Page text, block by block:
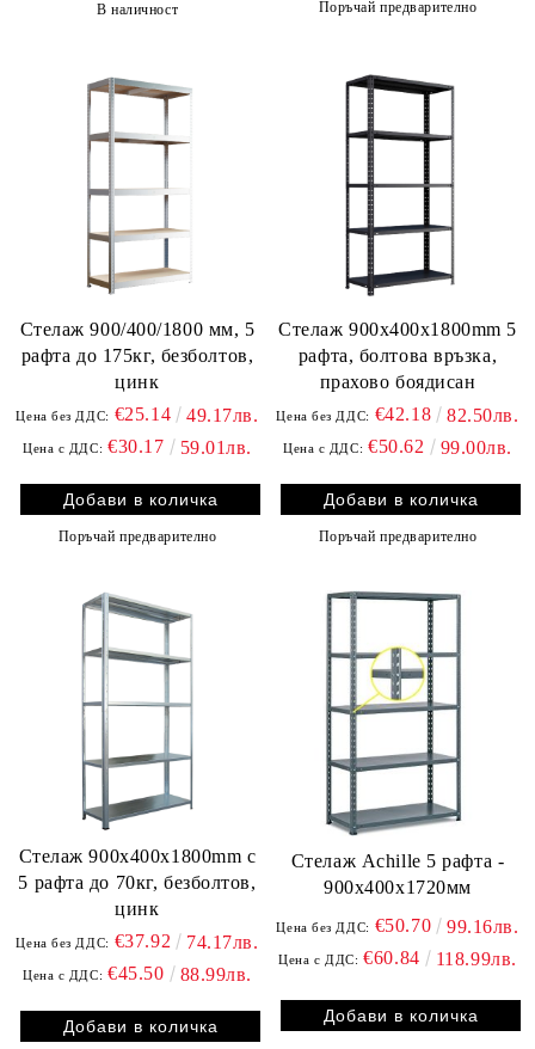
В наличност Поръчай предварително
Стелаж 900/400/1800 мм, 5
рафта до 175кг, безболтов,
цинк
Цена без ДДС: €25.14 49.17лв.
Цена с ДДС: €30.17 59.01лв.
Поръчай предварително
Стелаж 900x400x1800mm 5
рафта, болтова връзка,
прахово боядисан
Цена без ДДС: €42.18 82.50лв.
Цена с ДДС: €50.62 99.00лв.
Поръчай предварително
Стелаж 900x400x1800mm с
5 рафта до 70кг, безболтов,
цинк
Цена без ДДС: €37.92 74.17лв.
Цена с ДДС: €45.50 88.99лв.
Стелаж Achille 5 рафта -
900x400x1720мм
Цена без ДДС: €50.70 99.16лв.
Цена с ДДС: €60.84 118.99лв.